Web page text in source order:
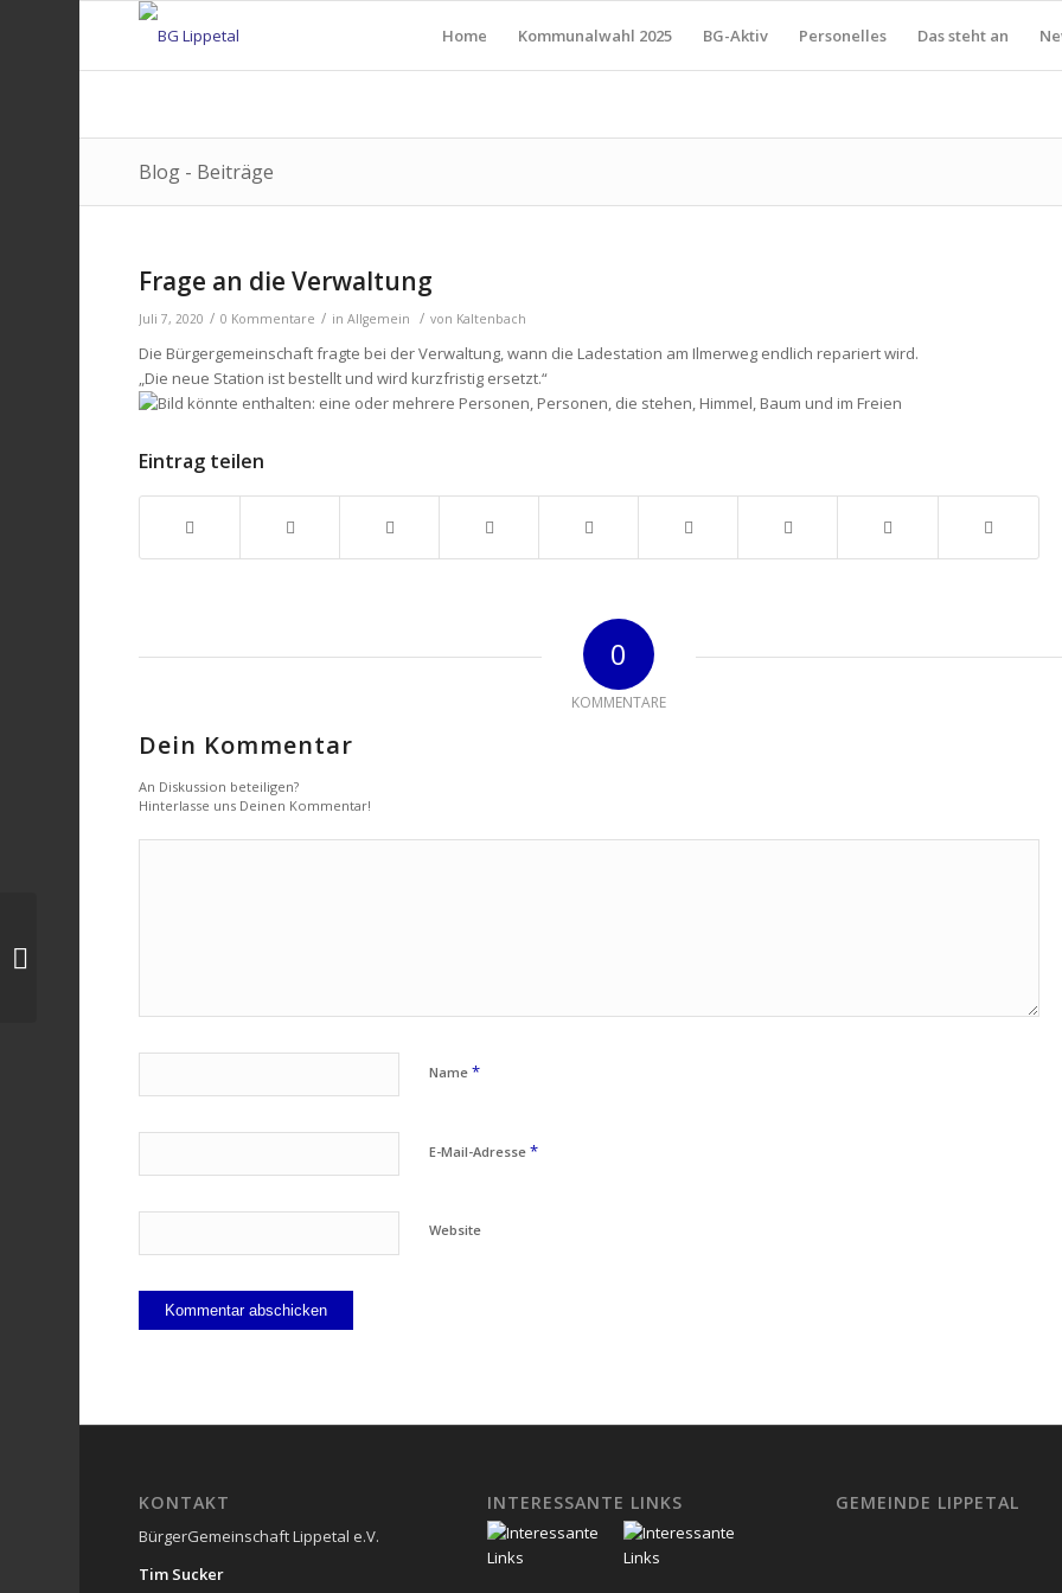
Home Kommunalwahl 2025 BG-Aktiv Personelles Das steht an
Blog - Beiträge
Frage an die Verwaltung
Juli 7, 2020 / 0 Kommentare / inAllgemein / von Kaltenbach
Die Bürgergemeinschaft fragte bei der Verwaltung, wann die Ladestation am Ilmerweg endlich repariert wird.
„Die neue Station ist bestellt und wird kurzfristig ersetzt.“
Eintrag teilen
0
KOMMENTARE
Dein Kommentar
An Diskussion beteiligen?
Hinterlasse uns Deinen Kommentar!
Name*
E-Mail-Adresse*
Website
KONTAKT
BürgerGemeinschaft Lippetal e.V.
Tim Sucker
INTERESSANTE LINKS GEMEINDE LIPPETAL